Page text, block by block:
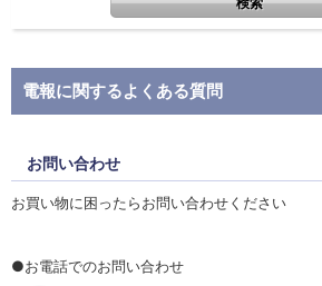
電報に関するよくある質問
お問い合わせ
お買い物に困ったらお問い合わせください
●お電話でのお問い合わせ